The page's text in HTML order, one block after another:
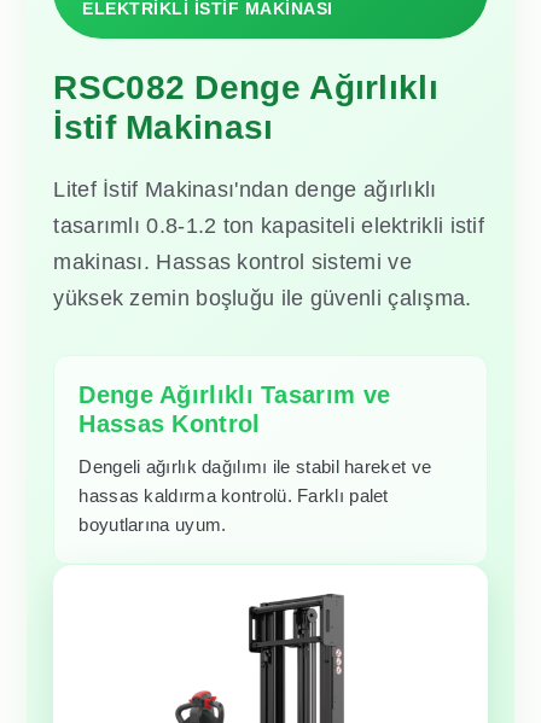
ELEKTRİKLİ İSTİF MAKİNASI
RSC082 Denge Ağırlıklı
İstif Makinası
Litef İstif Makinası'ndan denge ağırlıklı
tasarımlı 0.8-1.2 ton kapasiteli elektrikli istif
makinası. Hassas kontrol sistemi ve
yüksek zemin boşluğu ile güvenli çalışma.
Denge Ağırlıklı Tasarım ve
Hassas Kontrol
Dengeli ağırlık dağılımı ile stabil hareket ve
hassas kaldırma kontrolü. Farklı palet
boyutlarına uyum.